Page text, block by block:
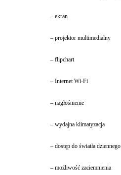
– ekran
– projektor multimedialny
– flipchart
– Internet Wi-Fi
– nagłośnienie
– wydajna klimatyzacja
– dostęp do światła dziennego
– możliwość zaciemnienia